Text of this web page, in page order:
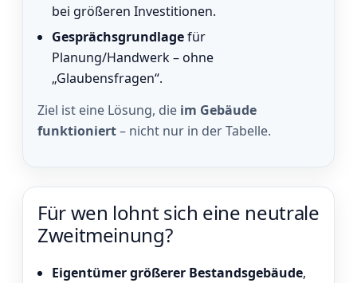
bei größeren Investitionen.
Gesprächsgrundlagefür
Planung/Handwerk – ohne
„Glaubensfragen“.
Ziel ist eine Lösung, die im Gebäude
funktioniert– nicht nur in der Tabelle.
Für wen lohnt sich eine neutrale
Zweitmeinung?
Eigentümer größerer Bestandsgebäude,